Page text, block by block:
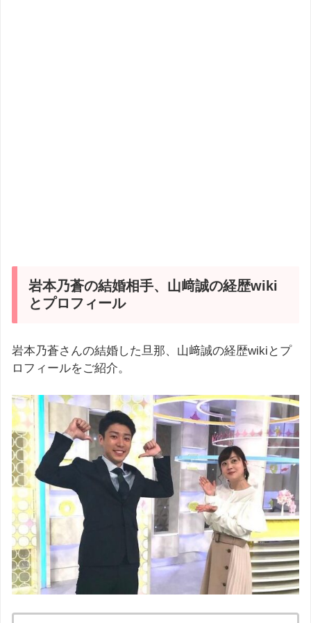
岩本乃蒼の結婚相手、山﨑誠の経歴wiki
とプロフィール
岩本乃蒼さんの結婚した旦那、山﨑誠の経歴wikiとプ
ロフィールをご紹介。